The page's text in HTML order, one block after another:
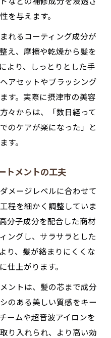
を与えます。
れるコーティング成分が
え、摩擦や乾燥から髪を
より、しっとりとした手
アセットやブラッシング
す。実際に摂津市の美容
々からは、「数日経って
のケアが楽になった」と
す。
トメントの工夫
メージレベルに合わせて
程を細かく調整していま
分子成分を配合した商材
ングし、サラサラとした
り、髪が絡まりにくくな
仕上がります。
ントは、髪の芯まで成分
のある美しい質感をキー
ームや超音波アイロンを
り入れられ、より高い効